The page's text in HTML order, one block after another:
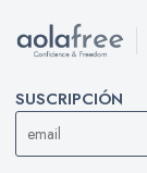
SUSCRIPCIÓN